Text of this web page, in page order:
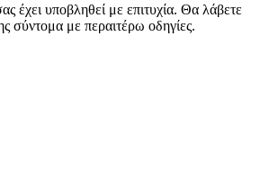
έχει υποβληθεί με επιτυχία. Θα λάβετε
σύντομα με περαιτέρω οδηγίες.